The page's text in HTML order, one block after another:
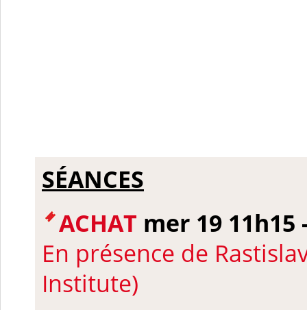
SÉANCES
ACHAT mer 19 11h15
En présence de
Institute)